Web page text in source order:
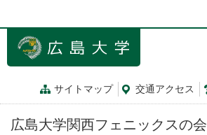
ン
サイトマップ 交通アクセス
広島大学関西フェニックスの会